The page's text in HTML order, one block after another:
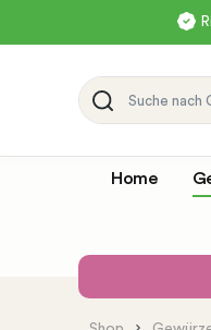
Home